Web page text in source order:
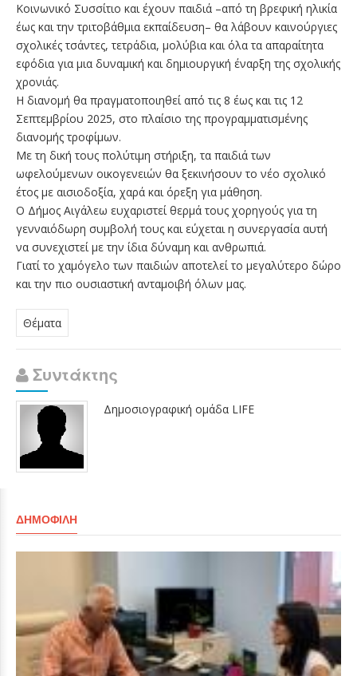
Κοινωνικό Συσσίτιο και έχουν παιδιά –από τη βρεφική ηλικία
έως και την τριτοβάθμια εκπαίδευση– θα λάβουν καινούργιες
σχολικές τσάντες, τετράδια, μολύβια και όλα τα απαραίτητα
εφόδια για μια δυναμική και δημιουργική έναρξη της σχολικής
χρονιάς.
Η διανομή θα πραγματοποιηθεί από τις 8 έως και τις 12
Σεπτεμβρίου 2025, στο πλαίσιο της προγραμματισμένης
διανομής τροφίμων.
Με τη δική τους πολύτιμη στήριξη, τα παιδιά των
ωφελούμενων οικογενειών θα ξεκινήσουν το νέο σχολικό
έτος με αισιοδοξία, χαρά και όρεξη για μάθηση.
Ο Δήμος Αιγάλεω ευχαριστεί θερμά τους χορηγούς για τη
γενναιόδωρη συμβολή τους και εύχεται η συνεργασία αυτή
να συνεχιστεί με την ίδια δύναμη και ανθρωπιά.
Γιατί το χαμόγελο των παιδιών αποτελεί το μεγαλύτερο δώρο
και την πιο ουσιαστική ανταμοιβή όλων μας.
Θέματα
Συντάκτης
Δημοσιογραφική ομάδα LIFE
ΔΗΜΟΦΙΛΉ